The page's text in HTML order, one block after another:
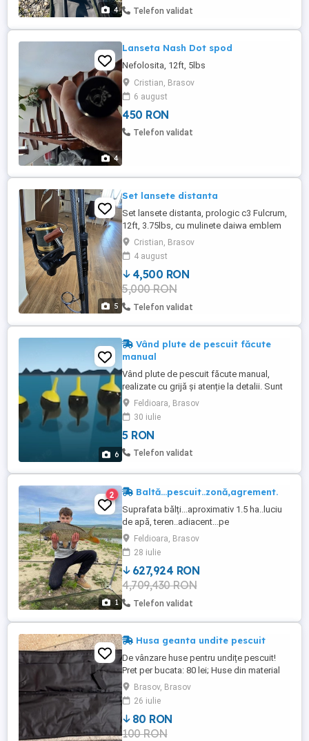
4 Telefon validat
4
Lanseta Nash Dot spod
Nefolosita, 12ft, 5lbs
Cristian, Brasov
6 august
450 RON
Telefon validat
5
Set lansete distanta
Set lansete distanta, prologic c3 Fulcrum,
12ft, 3.75lbs, cu mulinete daiwa emblem
45 SCW-QD 5000, plus lanseta spod
daiwa super spod 13ft.+husa tracker.
Setul va fi ridicat din Brasov sau Cristian.
Cristian, Brasov
4 august
4,500 RON
5,000 RON
Telefon validat
6
Vând plute de pescuit făcute
manual
Vând plute de pescuit făcute manual,
realizate cu grijă și atenție la detalii. Sunt
potrivite pentru diferite stiluri de pescuit și
pot fi alese în funcție de model și
dimensiune.Preț: între 5 și 15 lei
bucată.Pentru comenzi, detalii :Email:
efon:
Feldioara, Brasov
30 iulie
5 RON
Telefon validat
1
2 Baltă...pescuit..zonă,agrement.
Suprafata bălți...aproximativ 1.5 ha..luciu
de apă, teren..adiacent...pe
capete..aproximativ 0.80 h
Feldioara, Brasov
28 iulie
627,924 RON
4,709,430 RON
Telefon validat
Husa geanta undite pescuit
De vânzare huse pentru undițe pescuit!
Pret per bucata: 80 lei; Huse din material
textil rezistent, cu compartimente
interioare pentru protecție și organizare.
Mai multe bucăți disponibile ; 2
dimensiuni: 120x20 cm și 100x20 cm Se
vând și separat ;
Brasov, Brasov
26 iulie
80 RON
100 RON